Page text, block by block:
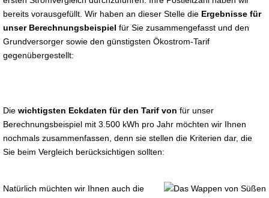
bereits vorausgefüllt. Wir haben an dieser Stelle die Ergebnisse für
unser Berechnungsbeispiel für Sie zusammengefasst und den
Grundversorger sowie den günstigsten Ökostrom-Tarif
gegenübergestellt:
Die wichtigsten Eckdaten für den Tarif von für unser
Berechnungsbeispiel mit 3.500 kWh pro Jahr möchten wir Ihnen
nochmals zusammenfassen, denn sie stellen die Kriterien dar, die
Sie beim Vergleich berücksichtigen sollten:
Natürlich müchten wir Ihnen auch die